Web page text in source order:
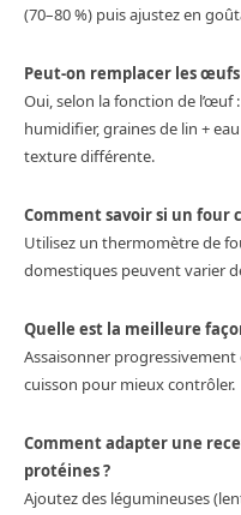
(70–80 %) puis ajustez en
Peut-on remplacer les
Oui, selon la fonction de
humidifier, graines de lin +
texture différente.
Comment savoir si un four
Utilisez un thermomètre de
domestiques peuvent varier
Quelle est la meilleure
Assaisonner
cuisson pour mieux contrôler.
Comment adapter une
protéines ?
Ajoutez des légumineuses